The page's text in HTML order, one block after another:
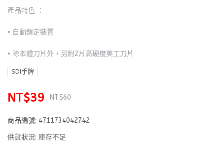
產品特色 ：
• 自動鎖定裝置
• 除本體刀片外，另附2片高硬度美工刀片
SDI手牌
NT$39 NT$60
商品編號: 4711734042742
供貨狀況: 庫存不足